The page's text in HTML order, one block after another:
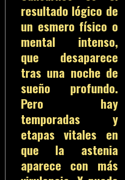
resultado lógico de
un esmero físico o
mental intenso,
que desaparece
tras una noche de
sueño profundo.
Pero hay
temporadas y
etapas vitales en
que la astenia
aparece con más